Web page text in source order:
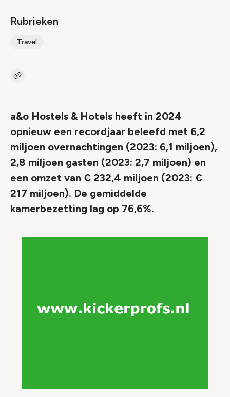
Rubrieken
Travel
Kopieer link naar artikel
a&o Hostels & Hotels heeft in 2024
opnieuw een recordjaar beleefd met 6,2
miljoen overnachtingen (2023: 6,1 miljoen),
2,8 miljoen gasten (2023: 2,7 miljoen) en
een omzet van € 232,4 miljoen (2023: €
217 miljoen). De gemiddelde
kamerbezetting lag op 76,6%.